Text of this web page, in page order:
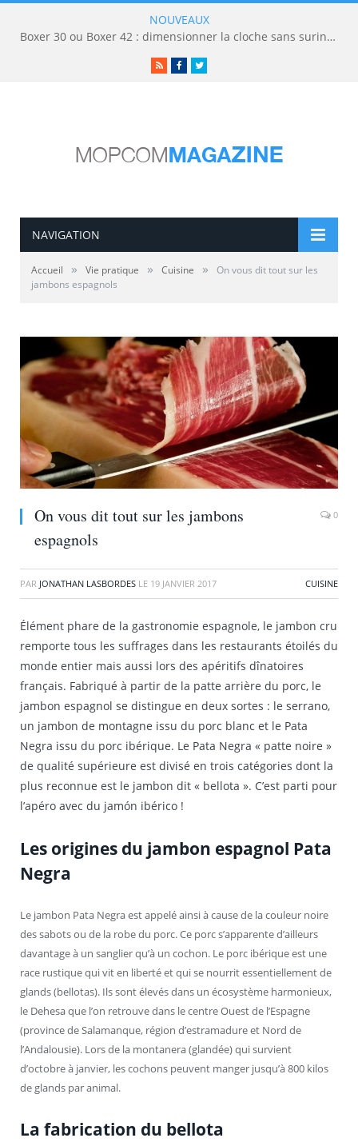
NOUVEAUX
Boxer 30 ou Boxer 42 : dimensionner la cloche sans surinvestir
RSSFacebookTwitter
NAVIGATION
Accueil » Vie pratique » Cuisine »
On vous dit tout sur les
jambons espagnols
On vous dit tout sur les jambons
espagnols
0
PAR JONATHAN LASBORDES LE 19 JANVIER 2017 CUISINE
Élément phare de la gastronomie espagnole, le jambon cru
remporte tous les suffrages dans les restaurants étoilés du
monde entier mais aussi lors des apéritifs dînatoires
français. Fabriqué à partir de la patte arrière du porc, le
jambon espagnol se distingue en deux sortes : le serrano,
un jambon de montagne issu du porc blanc et le Pata
Negra issu du porc ibérique. Le Pata Negra « patte noire »
de qualité supérieure est divisé en trois catégories dont la
plus reconnue est le jambon dit « bellota ». C’est parti pour
l’apéro avec du jamón ibérico !
Les origines du jambon espagnol Pata
Negra
Le jambon Pata Negra est appelé ainsi à cause de la couleur noire
des sabots ou de la robe du porc. Ce porc s’apparente d’ailleurs
davantage à un sanglier qu’à un cochon. Le porc ibérique est une
race rustique qui vit en liberté et qui se nourrit essentiellement de
glands (bellotas). Ils sont élevés dans un écosystème harmonieux,
le Dehesa que l’on retrouve dans le centre Ouest de l’Espagne
(province de Salamanque, région d’estramadure et Nord de
l’Andalousie). Lors de la montanera (glandée) qui survient
d’octobre à janvier, les cochons peuvent manger jusqu’à 800 kilos
de glands par animal.
La fabrication du bellota